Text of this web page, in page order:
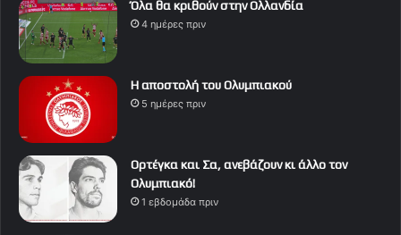
Όλα θα κριθούν στην Ολλανδία
4 ημέρες πριν
Η αποστολή του Ολυμπιακού
5 ημέρες πριν
Ορτέγκα και Σα, ανεβάζουν κι άλλο τον
Ολυμπιακό!
1 εβδομάδα πριν